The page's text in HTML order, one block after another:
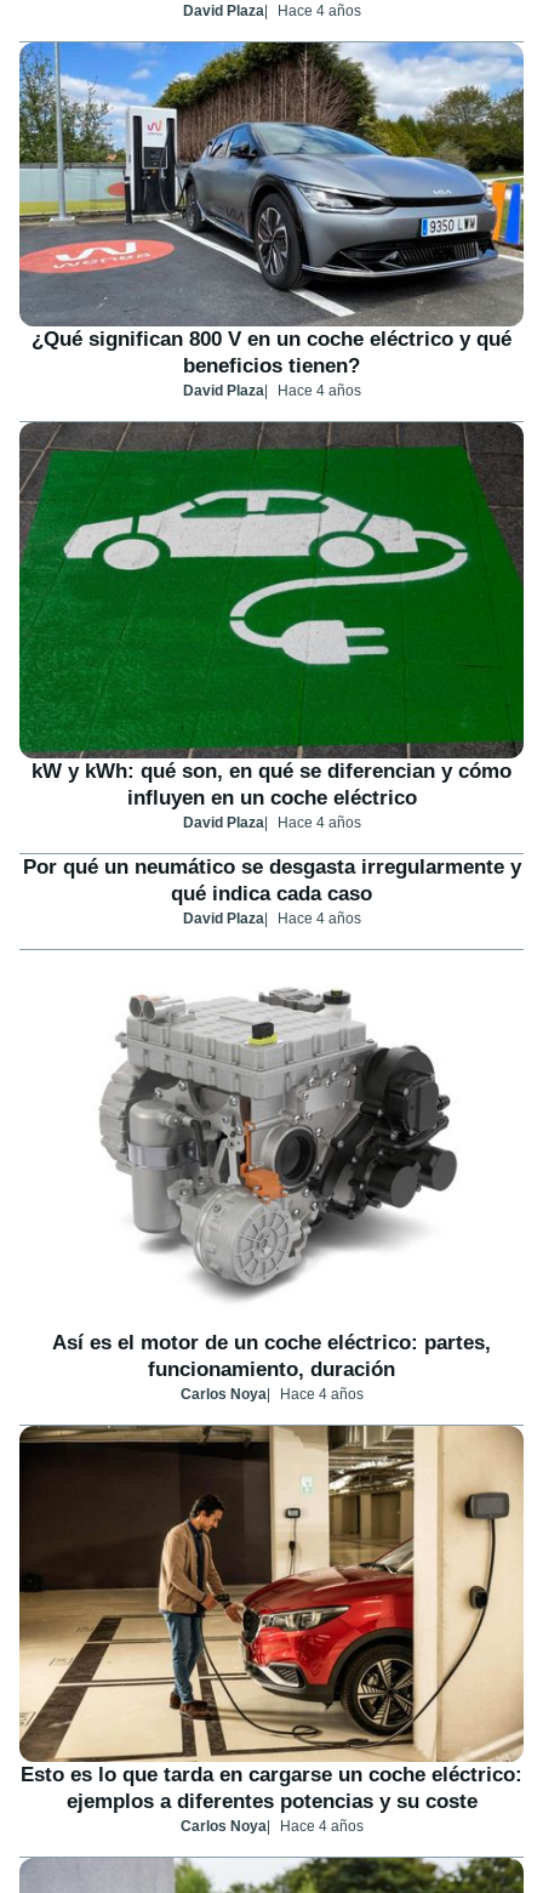
David Plaza Hace 4 años
¿Qué significan 800 V en un coche eléctrico y qué
beneficios tienen?
David Plaza Hace 4 años
kW y kWh: qué son, en qué se diferencian y cómo
influyen en un coche eléctrico
David Plaza Hace 4 años
Por qué un neumático se desgasta irregularmente y
qué indica cada caso
David Plaza Hace 4 años
Así es el motor de un coche eléctrico: partes,
funcionamiento, duración
Carlos Noya Hace 4 años
Esto es lo que tarda en cargarse un coche eléctrico:
ejemplos a diferentes potencias y su coste
Carlos Noya Hace 4 años